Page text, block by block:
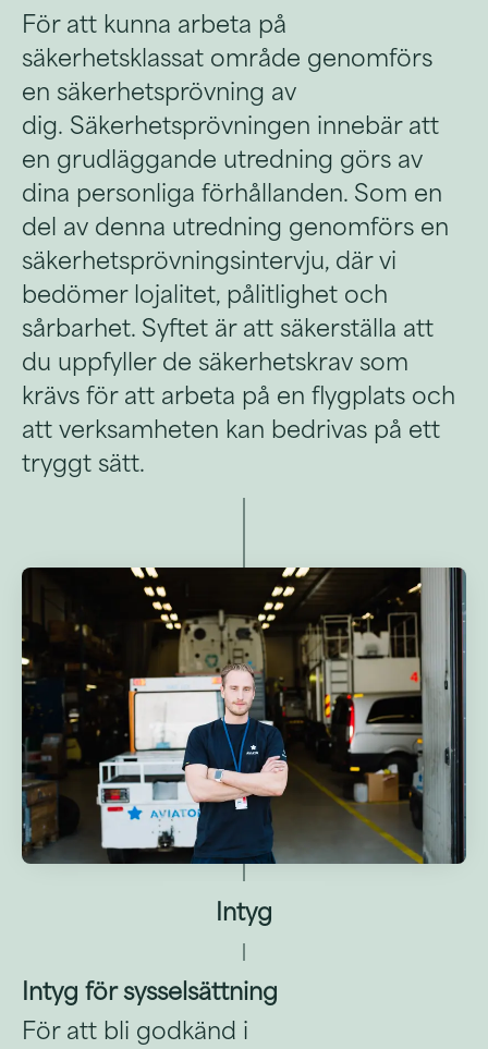
För att kunna arbeta på
säkerhetsklassat område genomförs
en säkerhetsprövning av
dig. Säkerhetsprövningen innebär att
en grudläggande utredning görs av
dina personliga förhållanden. Som en
del av denna utredning genomförs en
säkerhetsprövningsintervju, där vi
bedömer lojalitet, pålitlighet och
sårbarhet. Syftet är att säkerställa att
du uppfyller de säkerhetskrav som
krävs för att arbeta på en flygplats och
att verksamheten kan bedrivas på ett
tryggt sätt.
Intyg
Intyg för sysselsättning
För att bli godkänd i